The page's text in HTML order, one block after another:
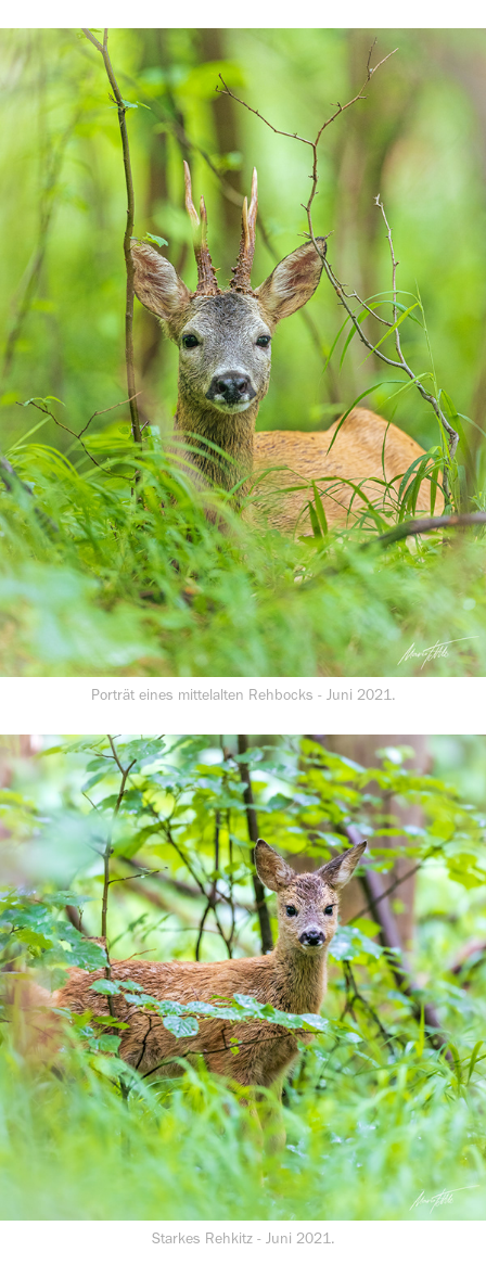
Porträt eines mittelalten Rehbocks - Juni 2021.
Starkes Rehkitz - Juni 2021.